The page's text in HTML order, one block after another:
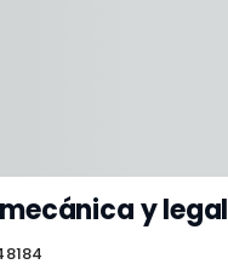
y legal